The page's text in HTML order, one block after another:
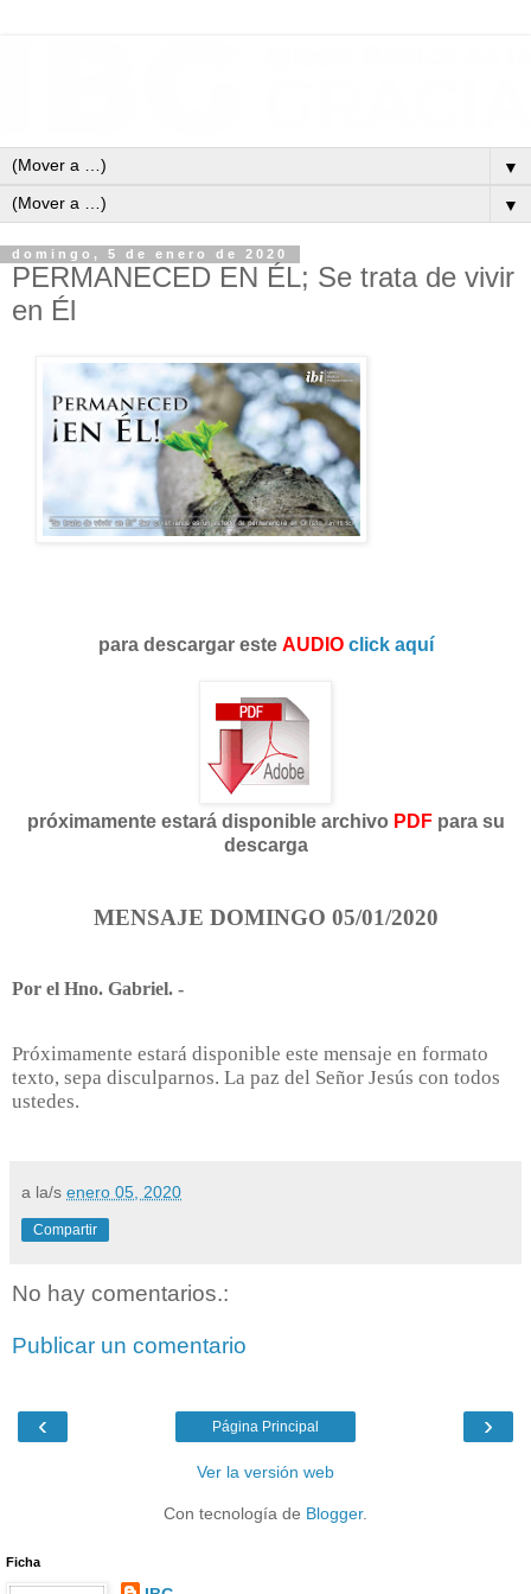
▼
▼
domingo, 5 de enero de 2020
PERMANECED EN ÉL; Se trata de vivir
en Él
para descargar este AUDIO click aquí
próximamente estará disponible archivo PDFpara su
descarga
MENSAJE DOMINGO 05/01/2020
Por el Hno. Gabriel. -
Próximamente estará disponible este mensaje en formato
texto, sepa disculparnos. La paz del Señor Jesús con todos
ustedes.
a la/s enero 05, 2020
Compartir
No hay comentarios.:
Publicar un comentario
‹ ›
Página Principal
Ver la versión web
Con tecnología de Blogger.
Ficha